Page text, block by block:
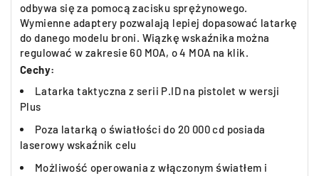
odbywa się za pomocą zacisku sprężynowego.
Wymienne adaptery pozwalają lepiej dopasować latarkę
do danego modelu broni. Wiązkę wskaźnika można
regulować w zakresie 60 MOA, o 4 MOA na klik.
Cechy:
Latarka taktyczna z serii P.ID na pistolet w wersji
Plus
Poza latarką o światłości do 20 000 cd posiada
laserowy wskaźnik celu
Możliwość operowania z włączonym światłem i